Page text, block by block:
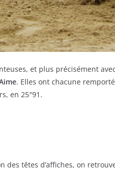
et plus précisément
. Elles ont chacune
en 25″91.
des têtes d’affiches, on